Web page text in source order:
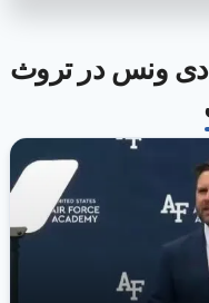
ونس در تروث